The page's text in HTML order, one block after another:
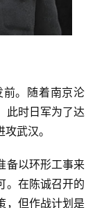
。随着南京沦
此时日军为了达
武汉。
备以环形工事来
。在陈诚召开的
，但作战计划是